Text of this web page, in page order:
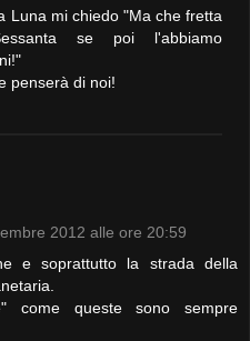
Luna mi chiedo "Ma che fretta
se poi l'abbiamo
penserà di noi!
2012 alle ore 20:59
e soprattutto la strada della
come queste sono sempre